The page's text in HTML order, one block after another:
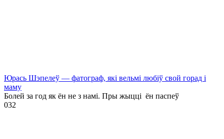
Юрась Шэпелеў — фатограф, які вельмі любіў свой горад і
маму
Болей за год як ён не з намі. Пры жыцці ён паспеў
032